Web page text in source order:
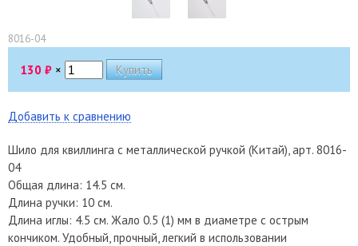
8016-04
130 ₽ ×
Добавить к сравнению
Шило для квиллинга с металлической ручкой (Китай), арт. 8016-
04
Общая длина: 14.5 см.
Длина ручки: 10 см.
Длина иглы: 4.5 см. Жало 0.5 (1) мм в диаметре с острым
кончиком. Удобный, прочный, легкий в использовании